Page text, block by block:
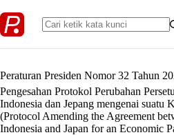
to
content
Peraturan Presiden Nomor 32 Tahun
Pengesahan Protokol Perubahan
Indonesia dan Jepang mengenai suatu
(Protocol Amending the Agreement
Indonesia and Japan for an Economic